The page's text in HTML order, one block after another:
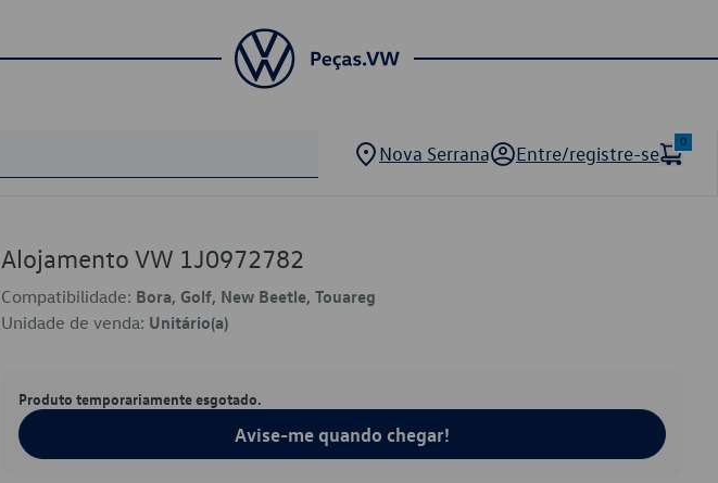
Nova Serrana Entre/registre-se
0
Alojamento VW 1J0972782
Compatibilidade: Bora, Golf, New Beetle, Touareg
Unidade de venda: Unitário(a)
Produto temporariamente esgotado.
Avise-me quando chegar!